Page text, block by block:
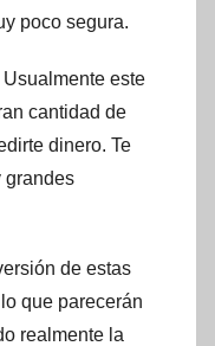
poco segura.
Usualmente este
cantidad de
dinero. Te
grandes
de estas
que parecerán
realmente la